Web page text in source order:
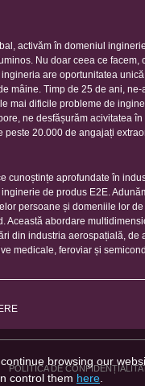
activăm în domeniul
Nu doar ceea ce facem,
are oportunitatea
mâine. Timp de 25 de ani,
mai dificile probleme de
ne desfășurăm acivitatea
peste 20.000 de angajați
cunoștințe aprofundate în
de produs E2E.
persoane și domeniile lor
Această abordare
din industria aerospațială, de
medicale, feroviar și
POLITICA DE
browsing our
control them here